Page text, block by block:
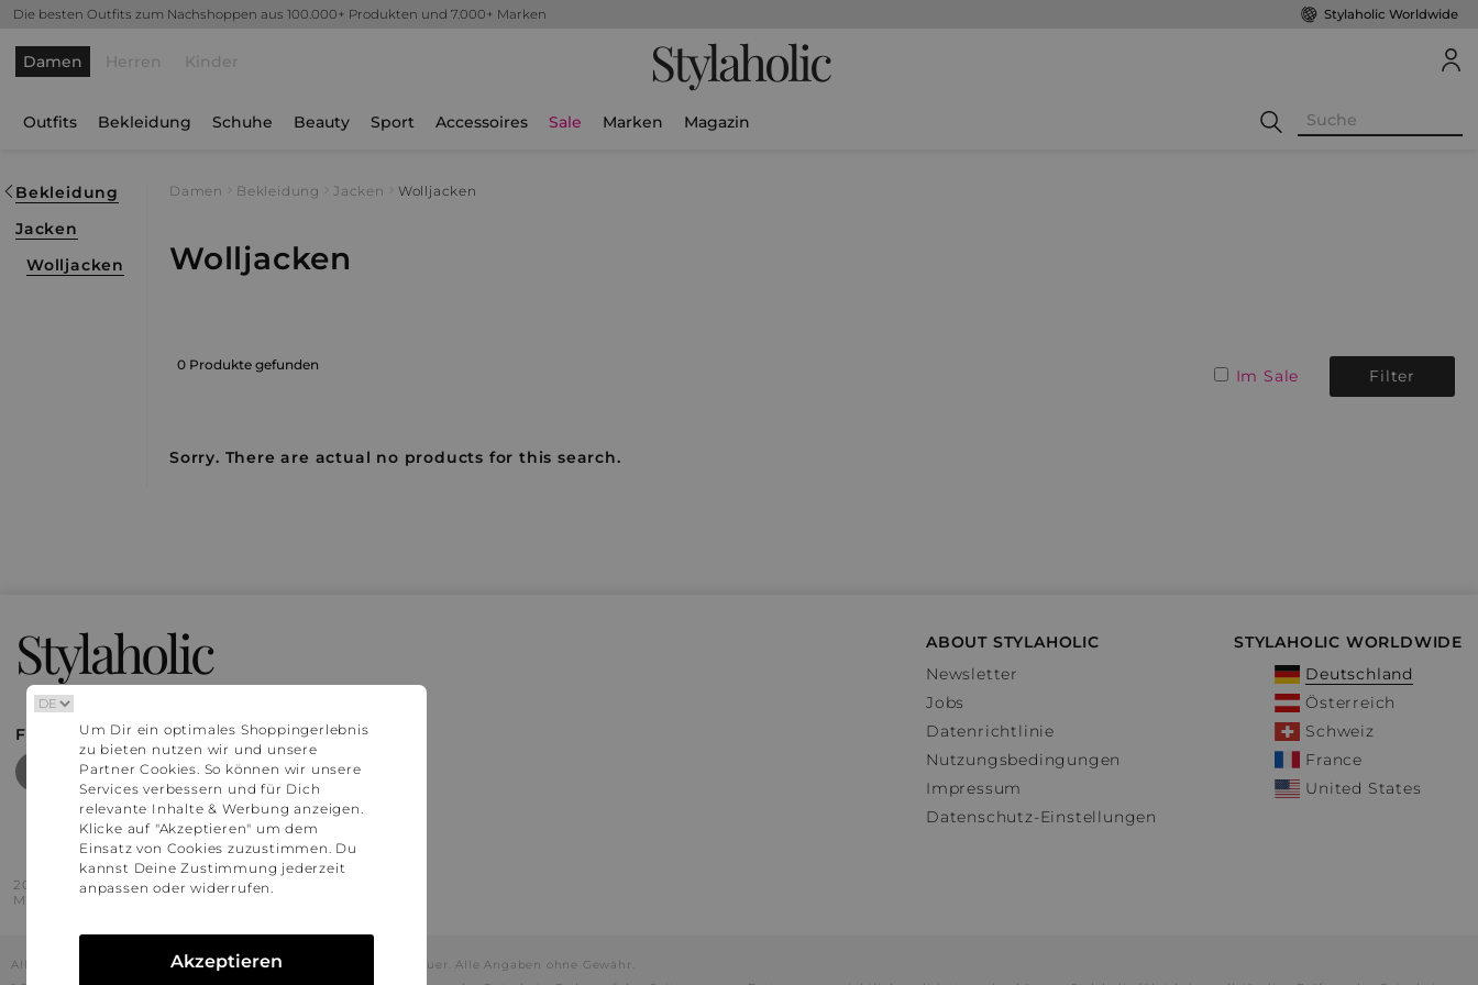
Die besten Outfits zum Nachshoppen aus 100.000+ Produkten und 7.000+ Marken Stylaholic Worldwide
Damen Herren Kinder Stylaholic
Outfits Bekleidung Schuhe Beauty Sport Accessoires Sale Marken Magazin
Bekleidung
Jacken
Wolljacken
Damen Bekleidung Jacken Wolljacken
Wolljacken
0 Produkte gefunden
Im Sale Filter
Sorry. There are actual no products for this search.
Stylaholic
FIND MORE INSPIRATION
ABOUT STYLAHOLIC
Newsletter
Jobs
Datenrichtlinie
Nutzungsbedingungen
Impressum
Datenschutz-Einstellungen
STYLAHOLIC WORLDWIDE
Deutschland
Österreich
Schweiz
France
United States
2016 - 2026 © Stylaholic.
Made for you with love in munich.
Alle Preise inkl. der jeweils geltenden gesetzlichen Mehrwertsteuer. Alle Angaben ohne Gewähr.
Um Dir ein optimales Shoppingerlebnis
zu bieten nutzen wir und unsere
Partner Cookies. So können wir unsere
Services verbessern und für Dich
relevante Inhalte & Werbung anzeigen.
Klicke auf "Akzeptieren" um dem
Einsatz von Cookies zuzustimmen. Du
kannst Deine Zustimmung jederzeit
anpassen oder widerrufen.
Akzeptieren